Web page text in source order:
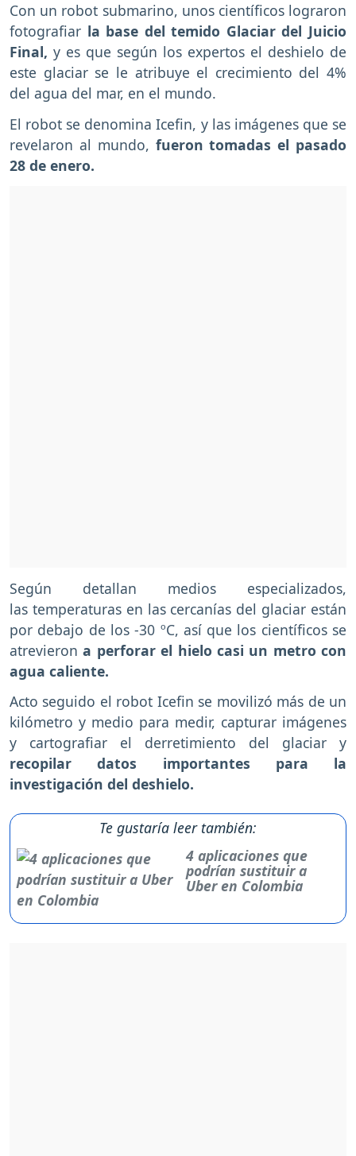
Con un robot submarino, unos científicos lograron
fotografiar la base del temido Glaciar del Juicio
Final, y es que según los expertos el deshielo de
este glaciar se le atribuye el crecimiento del 4%
del agua del mar, en el mundo.
El robot se denomina Icefin, y las imágenes que se
revelaron al mundo, fueron tomadas el pasado
28 de enero.
Según detallan medios especializados,
las temperaturas en las cercanías del glaciar están
por debajo de los -30 ºC, así que los científicos se
atrevierona perforar el hielo casi un metro con
agua caliente.
Acto seguido el robot Icefin se movilizó más de un
kilómetro y medio para medir, capturar imágenes
y cartografiar el derretimiento del glaciar y
recopilar datos importantes para la
investigación del deshielo.
Te gustaría leer también:
4 aplicaciones que
podrían sustituir a
Uber en Colombia